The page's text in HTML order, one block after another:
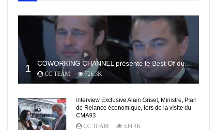
1 COWORKING CHANNEL présente le Best Of du RedCarpet du Festival de Cannes
CC TEAM 726.3K
Interview Exclusive Alain Griset, Ministre, Plan
de Relance économique, lors de la visite du
CMA93
CC TEAM
534.4K